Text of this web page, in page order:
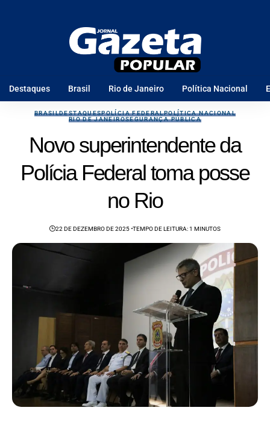
Destaques Brasil Rio de Janeiro Política Nacional
BRASILDESTAQUESPOLÍCIA FEDERALPOLÍTICA NACIONAL
RIO DE JANEIROSEGURANÇA PÚBLICA
Novo superintendente da
Polícia Federal toma posse
no Rio
22 DE DEZEMBRO DE 2025 TEMPO DE LEITURA: 1 MINUTOS